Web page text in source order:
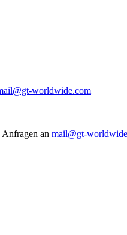
worldwide.com
an mail@gt-